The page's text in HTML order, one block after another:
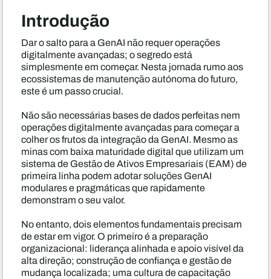
Introdução
Dar o salto para a GenAI não requer operações
digitalmente avançadas; o segredo está
simplesmente em começar. Nesta jornada rumo aos
ecossistemas de manutenção autónoma do futuro,
este é um passo crucial.
Não são necessárias bases de dados perfeitas nem
operações digitalmente avançadas para começar a
colher os frutos da integração da GenAI. Mesmo as
minas com baixa maturidade digital que utilizam um
sistema de Gestão de Ativos Empresariais (EAM) de
primeira linha podem adotar soluções GenAI
modulares e pragmáticas que rapidamente
demonstram o seu valor.
No entanto, dois elementos fundamentais precisam
de estar em vigor. O primeiro é a preparação
organizacional: liderança alinhada e apoio visível da
alta direção; construção de confiança e gestão de
mudança localizada; uma cultura de capacitação